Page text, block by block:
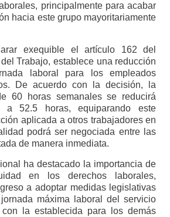
principalmente para acabar
hacia este grupo mayoritariamente
exequible el artículo 162 del
Trabajo, establece una reducción
laboral para los empleados
De acuerdo con la decisión, la
60 horas semanales se reducirá
a 52.5 horas, equiparando este
aplicada a otros trabajadores en
podrá ser negociada entre las
de manera inmediata.
ha destacado la importancia de
en los derechos laborales,
a adoptar medidas legislativas
máxima laboral del servicio
con la establecida para los demás